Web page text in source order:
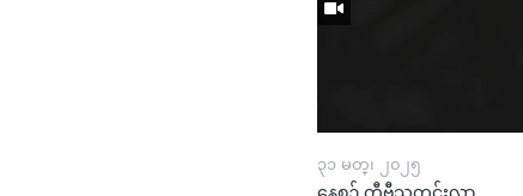
၃၁ မတ္၊ ၂၀၂၅
နေ့စဉ် တီဗွီသတင်းလွှာ